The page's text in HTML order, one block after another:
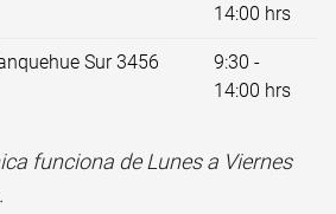
14:00 hrs
Sur 3456
9:30 -
14:00 hrs
funciona de Lunes a Viernes